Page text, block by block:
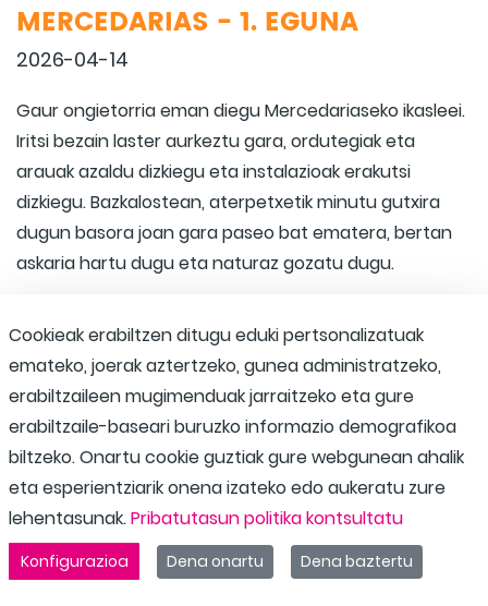
MERCEDARIAS - 1. EGUNA
2026-04-14
Gaur ongietorria eman diegu Mercedariaseko ikasleei.
Iritsi bezain laster aurkeztu gara, ordutegiak eta
arauak azaldu dizkiegu eta instalazioak erakutsi
dizkiegu. Bazkalostean, aterpetxetik minutu gutxira
dugun basora joan gara paseo bat ematera, bertan
askaria hartu dugu eta naturaz gozatu dugu.
Cookieak erabiltzen ditugu eduki pertsonalizatuak
emateko, joerak aztertzeko, gunea administratzeko,
erabiltzaileen mugimenduak jarraitzeko eta gure
erabiltzaile-baseari buruzko informazio demografikoa
biltzeko. Onartu cookie guztiak gure webgunean ahalik
eta esperientziarik onena izateko edo aukeratu zure
lehentasunak.Pribatutasun politika kontsultatu
Konfigurazioa Dena onartu Dena baztertu